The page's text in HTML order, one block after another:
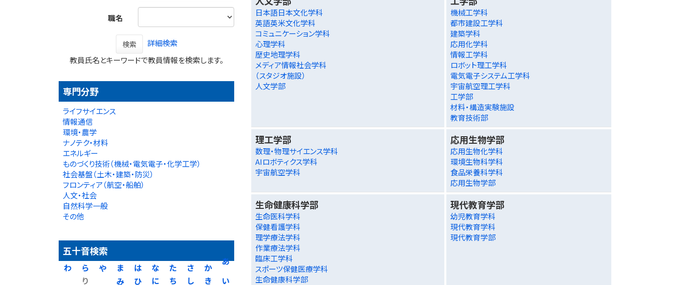
職名
検索
詳細検索
教員氏名とキーワードで教員情報を検索します。
専門分野
ライフサイエンス
情報通信
環境・農学
ナノテク・材料
エネルギー
ものづくり技術（機械・電気電子・化学工学）
社会基盤（土木・建築・防災）
フロンティア（航空・船舶）
人文・社会
自然科学一般
その他
五十音検索
あ
い
か
き
さ
し
た
ち
な
に
は
ひ
ま
み
や
ら
り
わ
日本語日本文化学科
英語英米文化学科
コミュニケーション学科
心理学科
歴史地理学科
メディア情報社会学科
（スタジオ施設）
人文学部
機械工学科
都市建設工学科
建築学科
応用化学科
情報工学科
ロボット理工学科
電気電子システム工学科
宇宙航空理工学科
工学部
材料・構造実験施設
教育技術部
理工学部
数理・物理サイエンス学科
AIロボティクス学科
宇宙航空学科
応用生物学部
応用生物化学科
環境生物科学科
食品栄養科学科
応用生物学部
生命健康科学部
生命医科学科
保健看護学科
理学療法学科
作業療法学科
臨床工学科
スポーツ保健医療学科
生命健康科学部
現代教育学部
幼児教育学科
現代教育学科
現代教育学部